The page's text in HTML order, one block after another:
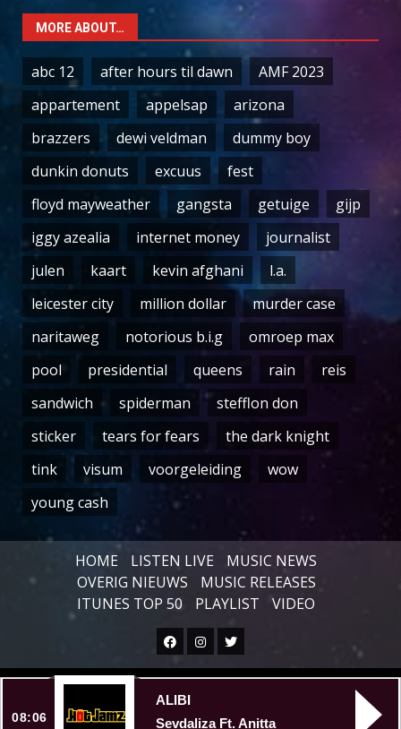
MORE ABOUT…
abc 12 after hours til dawn
AMF 2023
appartement
appelsap
arizona
brazzers
dewi veldman
dummy boy
dunkin donuts
excuus
fest
floyd mayweather
gangsta getuige
gijp
iggy azealia
internet money
journalist
julen
kaart kevin afghani
l.a.
leicester city
million dollar
murder case
naritaweg
notorious b.i.g
omroep max
pool
presidential queens rain
reis
sandwich
spiderman
stefflon don
sticker
tears for fears
the dark knight
tink
visum voorgeleiding
wow
young cash
HOME LISTEN LIVE
MUSIC NEWS
OVERIG NIEUWS
MUSIC RELEASES
ITUNES TOP 50
PLAYLIST VIDEO
Facebook
Instagram
Twitter
Copyright © All rights reserved.
08:06
ALIBI
Sevdaliza Ft. Anitta